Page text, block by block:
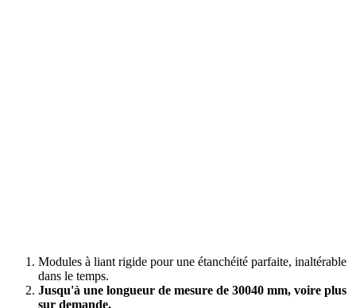
Modules à liant rigide pour une étanchéité parfaite, inaltérable
dans le temps.
Jusqu'à une longueur de mesure de 30040 mm, voire plus
sur demande.